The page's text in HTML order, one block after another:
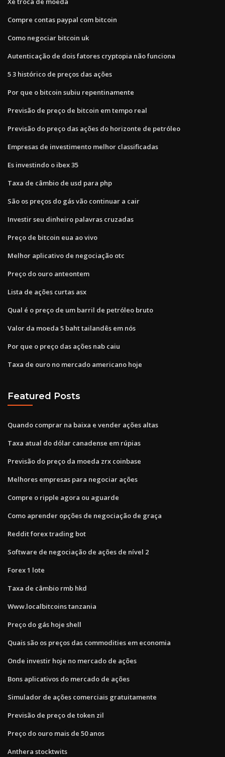
Compre contas paypal com bitcoin
Como negociar bitcoin uk
Autenticação de dois fatores cryptopia não funciona
5 3 histórico de preços das ações
Por que o bitcoin subiu repentinamente
Previsão de preço de bitcoin em tempo real
Previsão do preço das ações do horizonte de petróleo
Empresas de investimento melhor classificadas
Es investindo o ibex 35
Taxa de câmbio de usd para php
São os preços do gás vão continuar a cair
Investir seu dinheiro palavras cruzadas
Preço de bitcoin eua ao vivo
Melhor aplicativo de negociação otc
Preço do ouro anteontem
Lista de ações curtas asx
Qual é o preço de um barril de petróleo bruto
Valor da moeda 5 baht tailandês em nós
Por que o preço das ações nab caiu
Taxa de ouro no mercado americano hoje
Featured Posts
Quando comprar na baixa e vender ações altas
Taxa atual do dólar canadense em rúpias
Previsão do preço da moeda zrx coinbase
Melhores empresas para negociar ações
Compre o ripple agora ou aguarde
Como aprender opções de negociação de graça
Reddit forex trading bot
Software de negociação de ações de nível 2
Forex 1 lote
Taxa de câmbio rmb hkd
Www.localbitcoins tanzania
Preço do gás hoje shell
Quais são os preços das commodities em economia
Onde investir hoje no mercado de ações
Bons aplicativos do mercado de ações
Simulador de ações comerciais gratuitamente
Previsão de preço de token zil
Preço do ouro mais de 50 anos
Anthera stocktwits